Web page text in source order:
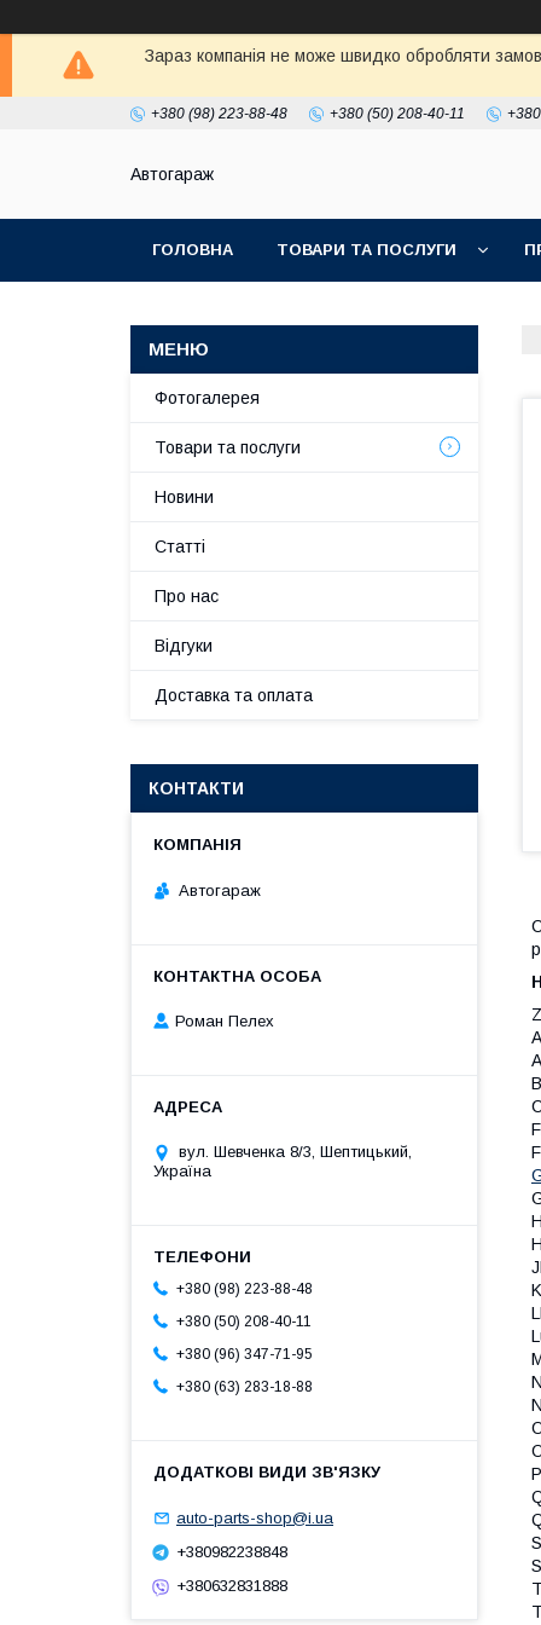
Зараз компанія не може швидко обробляти
+380 (98) 223-88-48 +380 (50) 208-40-11
Автогараж
ГОЛОВНА ТОВАРИ ТА ПОСЛУГИ
Фотогалерея
Товари та послуги
Новини
Статті
Про нас
Відгуки
Доставка та оплата
КОНТАКТИ
Автогараж
Роман Пелех
вул. Шевченка 8/3, Шептицький,
Україна
+380 (98) 223-88-48
+380 (50) 208-40-11
+380 (96) 347-71-95
+380 (63) 283-18-88
auto-parts-shop@i.ua
+380982238848
+380632831888